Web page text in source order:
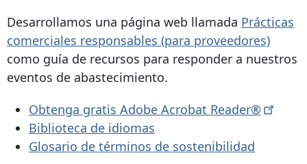
Desarrollamos una página web llamada Prácticas
comerciales responsables (para proveedores)
como guía de recursos para responder a nuestros
eventos de abastecimiento.
Obtenga gratis Adobe Acrobat Reader®
Biblioteca de idiomas
Glosario de términos de sostenibilidad